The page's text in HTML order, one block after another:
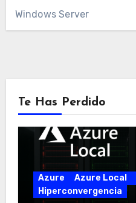
Windows Server
Te Has Perdido
Azure Azure Local
Hiperconvergencia